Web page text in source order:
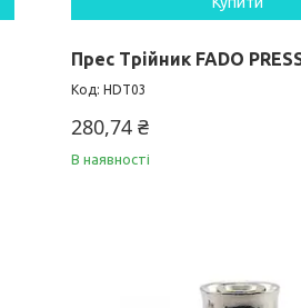
Прес Трійник FADO
HDT03
280,74 ₴
В наявності